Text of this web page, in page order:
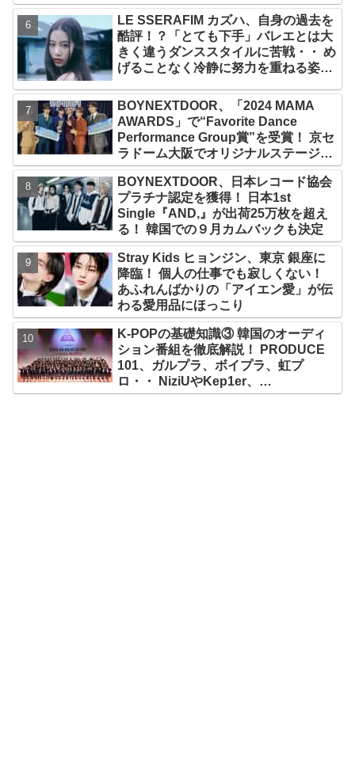
dies!」と微笑みの宣言！ ADOR側、
2029年まで契約有効と主張
LE SSERAFIM カズハ、自身の過去を
酷評！？「とても下手」バレエとは大
きく違うダンススタイルに苦戦・・ め
げることなく冷静に努力を重ねる姿に
BOYNEXTDOOR、「2024 MAMA
AWARDS」で“Favorite Dance
Performance Group賞”を受賞！ 京セ
ラドーム大阪でオリジナルステージパ
フォーマンス披露！ 卒業パーティーを
コンセプトにスーツで魅了【動画あ
り】
BOYNEXTDOOR、日本レコード協会
プラチナ認定を獲得！ 日本1st
Single『AND,』が出荷25万枚を超え
る！ 韓国での９月カムバックも決定
Stray Kids ヒョンジン、東京 銀座に
降臨！ 個人の仕事でも寂しくない！
あふれんばかりの「アイエン愛」が伝
わる愛用品にほっこり
K-POPの基礎知識③ 韓国のオーディ
ション番組を徹底解説！ PRODUCE
101、ガルプラ、ボイプラ、虹プ
ロ・・ NiziUやKep1er、
ZEROBASEONEら人気グループが